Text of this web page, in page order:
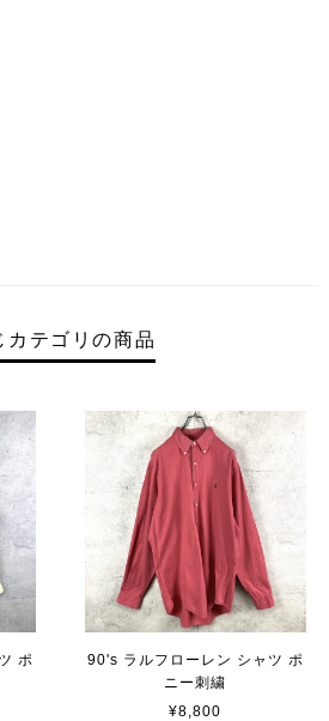
カテゴリの商品
ポ
90's ラルフローレン シャツ ポ
ニー刺繍
¥8,800